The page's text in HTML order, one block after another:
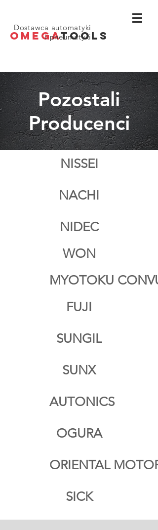
OMEGATOOLS
Dostawca automatyki
i pneumatyki
Pozostali
Producenci
NISSEI
NACHI
NIDEC
WON
MYOTOKU
FUJI
SUNGIL
SUNX
AUTONICS
OGURA
ORIENTAL MOTOR
SICK